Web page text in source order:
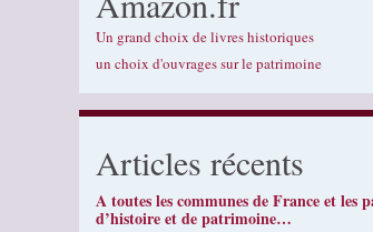
Un grand choix de livres historiques
un choix d'ouvrages sur le patrimoine
Articles récents
A toutes les communes de France et les
d’histoire et de patrimoine…